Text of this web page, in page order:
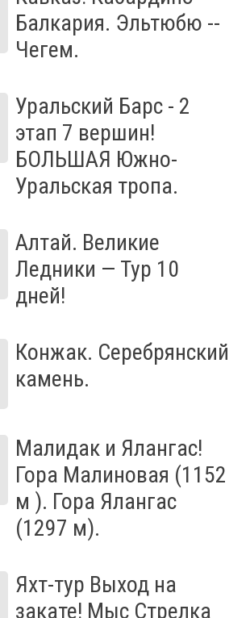
Балкария. Эльтюбю --
Чегем.
Уральский Барс - 2
этап 7 вершин!
БОЛЬШАЯ Южно-
Уральская тропа.
Алтай. Великие
Ледники — Тур 10
дней!
Конжак. Серебрянский
камень.
Малидак и Ялангас!
Гора Малиновая (1152
м ). Гора Ялангас
(1297 м).
Яхт-тур Выход на
закате! Мыс Стрелка